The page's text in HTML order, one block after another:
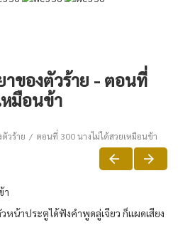
ของตัวร้าย - ตอนที่
หมือนข้า
วร้าย ตอนที่ 300 นางไม่ได้สวยเหมือนข้า
า
หน้าประตูได้ฟังคำพูดลู่เจียว ก็แผดเสียง